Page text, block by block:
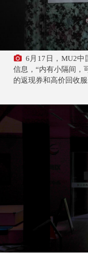
6月17日，MU2中
信息，“内有小隔间，
的返现券和高价回收服